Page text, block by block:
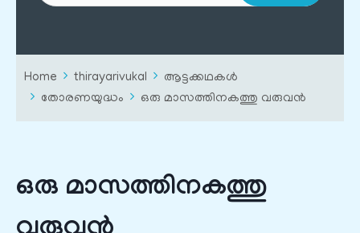
Home thirayarivukal
ആട്ടക്കഥകൾ
തോരണയുദ്ധം
ഒരു മാസത്തിനകത്തു വരുവന്‍
ഒരു മാസത്തിനകത്തു